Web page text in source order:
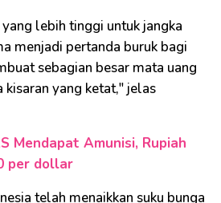
lebih tinggi untuk jangka
menjadi pertanda buruk bagi
sebagian besar mata uang
yang ketat," jelas
Mendapat Amunisi, Rupiah
per dollar
telah menaikkan suku bunga